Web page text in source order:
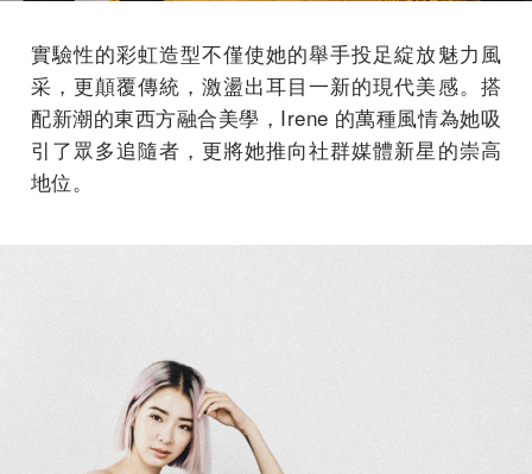
實驗性的彩虹造型不僅使她的舉手投足綻放魅力風
采，更顛覆傳統，激盪出耳目一新的現代美感。搭
配新潮的東西方融合美學，Irene 的萬種風情為她吸
引了眾多追隨者，更將她推向社群媒體新星的崇高
地位。